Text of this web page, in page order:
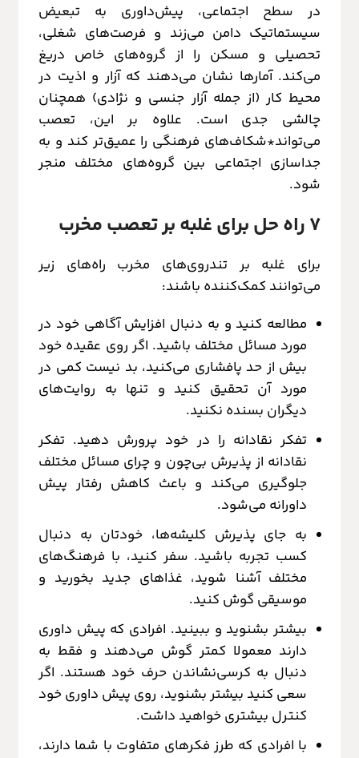
در سطح اجتماعی، پیش‌داوری به تبعیض
سیستماتیک دامن می‌زند و فرصت‌های شغلی،
تحصیلی و مسکن را از گروه‌های خاص دریغ
می‌کند. آمارها نشان می‌دهند که آزار و اذیت در
محیط کار (از جمله آزار جنسی و نژادی) همچنان
چالشی جدی است. علاوه بر این، تعصب
می‌تواند*شکاف‌های فرهنگی را عمیق‌تر کند و به
جداسازی اجتماعی بین گروه‌های مختلف منجر
شود.
۷ راه حل برای غلبه بر تعصب مخرب
برای غلبه بر تندروی‌های مخرب راه‌های زیر
می‌توانند کمک‌کننده باشند:
مطالعه کنید و به دنبال افزایش آگاهی خود در
مورد مسائل مختلف باشید. اگر روی عقیده خود
بیش از حد پافشاری می‌کنید، بد نیست کمی در
مورد آن تحقیق کنید و تنها به روایت‌های
دیگران بسنده نکنید.
تفکر نقادانه را در خود پرورش دهید. تفکر
نقادانه از پذیرش بی‌چون و چرای مسائل مختلف
جلوگیری می‌کند و باعث کاهش رفتار پیش
داورانه می‌شود.
به جای پذیرش کلیشه‌ها، خودتان به دنبال
کسب تجربه باشید. سفر کنید، با فرهنگ‌های
مختلف آشنا شوید، غذاهای جدید بخورید و
موسیقی گوش کنید.
بیشتر بشنوید و ببینید. افرادی که پیش داوری
دارند معمولا کمتر گوش می‌دهند و فقط به
دنبال به کرسی‌نشاندن حرف خود هستند. اگر
سعی کنید بیشتر بشنوید، روی پیش داوری خود
کنترل بیشتری خواهید داشت.
با افرادی که طرز فکرهای متفاوت با شما دارند،